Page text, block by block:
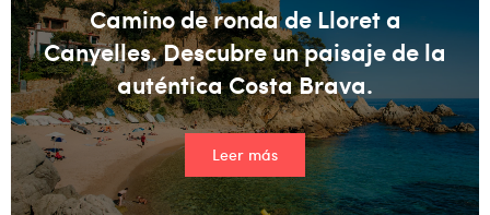
Camino de ronda de Lloret a
Canyelles. Descubre un paisaje de la
auténtica Costa Brava.
Leer más